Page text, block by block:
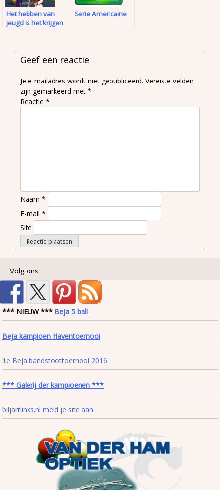
Het hebben van
jeugd is het krijgen
Serie Americaine
Geef een reactie
Je e-mailadres wordt niet gepubliceerd. Vereiste velden
zijn gemarkeerd met *
Reactie *
Naam *
E-mail *
Site
Volg ons
*** NIEUW *** Beja 5 ball
Beja kampioen Haventoernooi
1e Beja bandstoottoernooi 2016
*** Galerij der kampioenen ***
biljartlinks.nl meld je site aan